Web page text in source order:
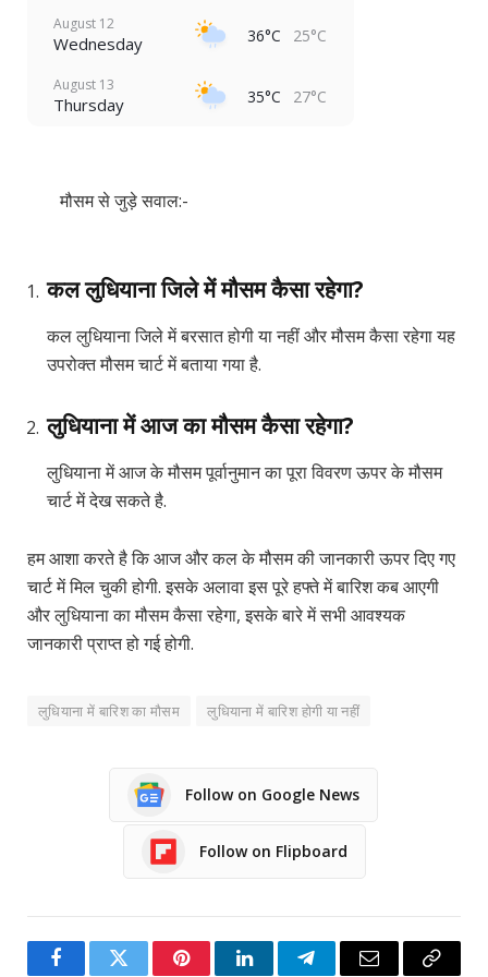
August 12
Wednesday 36°C 25°C
August 13
Thursday 35°C 27°C
मौसम से जुड़े सवाल:-
कल लुधियाना जिले में मौसम कैसा रहेगा?
कल लुधियाना जिले में बरसात होगी या नहीं और मौसम कैसा रहेगा यह
उपरोक्त मौसम चार्ट में बताया गया है.
लुधियाना में आज का मौसम कैसा रहेगा?
लुधियाना में आज के मौसम पूर्वानुमान का पूरा विवरण ऊपर के मौसम
चार्ट में देख सकते है.
हम आशा करते है कि आज और कल के मौसम की जानकारी ऊपर दिए गए
चार्ट में मिल चुकी होगी. इसके अलावा इस पूरे हफ्ते में बारिश कब आएगी
और लुधियाना का मौसम कैसा रहेगा, इसके बारे में सभी आवश्यक
जानकारी प्राप्त हो गई होगी.
लुधियाना में बारिश का मौसम लुधियाना में बारिश होगी या नहीं
Follow on Google News
Follow on Flipboard